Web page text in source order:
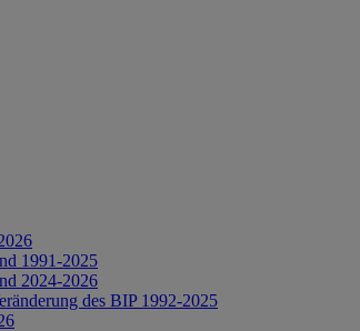
1991-2025
2024-2026
des BIP 1992-2025